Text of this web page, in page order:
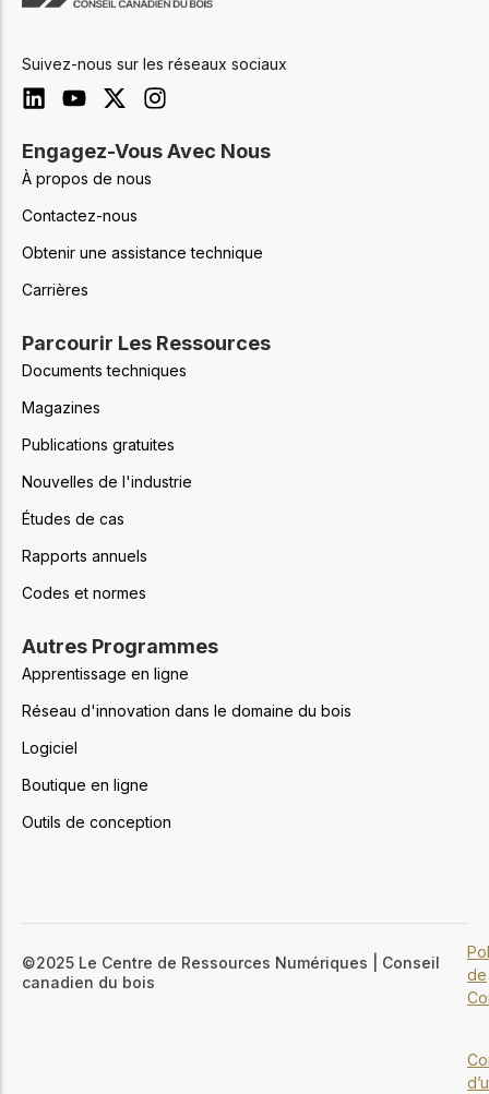
Suivez-nous sur les réseaux sociaux
Engagez-Vous Avec Nous
À propos de nous
Contactez-nous
Obtenir une assistance technique
Carrières
Parcourir Les Ressources
Documents techniques
Magazines
Publications gratuites
Nouvelles de l'industrie
Études de cas
Rapports annuels
Codes et normes
Autres Programmes
Apprentissage en ligne
Réseau d'innovation dans le domaine du bois
Logiciel
Boutique en ligne
Outils de conception
©2025 Le Centre de Ressources Numériques | Conseil
canadien du bois
de